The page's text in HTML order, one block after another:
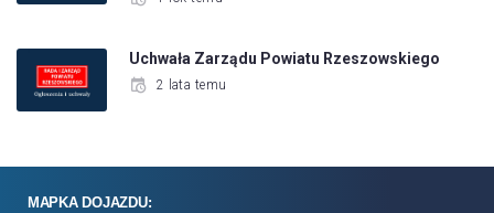
Uchwała Zarządu Powiatu Rzeszowskiego
2 lata temu
MAPKA DOJAZDU: